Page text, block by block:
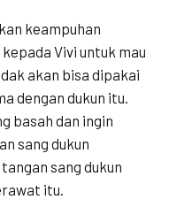
keampuhan
Vivi untuk mau
akan bisa dipakai
dengan dukun itu.
basah dan ingin
sang dukun
sang dukun
itu.